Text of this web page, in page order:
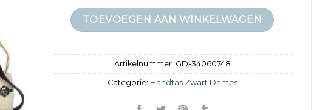
TOEVOEGEN AAN WINKELWAGEN
Artikelnummer: GD-34060748
Categorie: Handtas Zwart Dames